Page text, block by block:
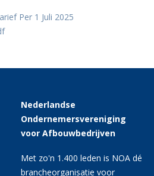
Per 1 Juli 2025
Nederlandse
Ondernemersvereniging
voor Afbouwbedrijven
Met zo'n 1.400 leden is NOA dé
brancheorganisatie voor